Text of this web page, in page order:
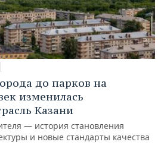
до парков на
изменилась
Казани
— история становления
и новые стандарты качества